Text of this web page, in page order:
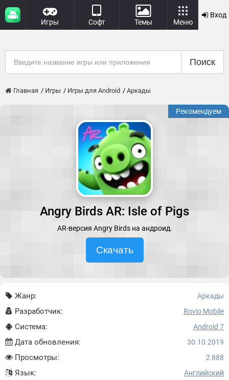
Игры Софт Темы Меню
Вход
Поиск
Главная Игры Игры для Android Аркады
Рекомендуем
Angry Birds AR: Isle of Pigs
AR-версия Angry Birds на андроид.
Скачать
Жанр: Аркады
Разработчик: Rovio Mobile
Система: Android 7
Дата обновления: 30.10.2019
Просмотры: 2 888
Язык: Английский